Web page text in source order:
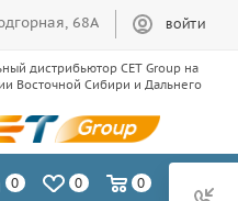
68А ВОЙТИ
дистрибьютор CET Group на
Восточной Сибири и Дальнего
0 0 0